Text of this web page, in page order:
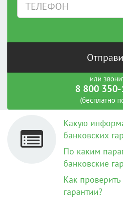
или
8 800
(бесплатно
Какую
банковских
По каким
банковские
Как
гарантии?